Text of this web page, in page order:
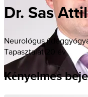
Dr. Sas
Neurológus
Tapasztalat 20 év
Kényelmes